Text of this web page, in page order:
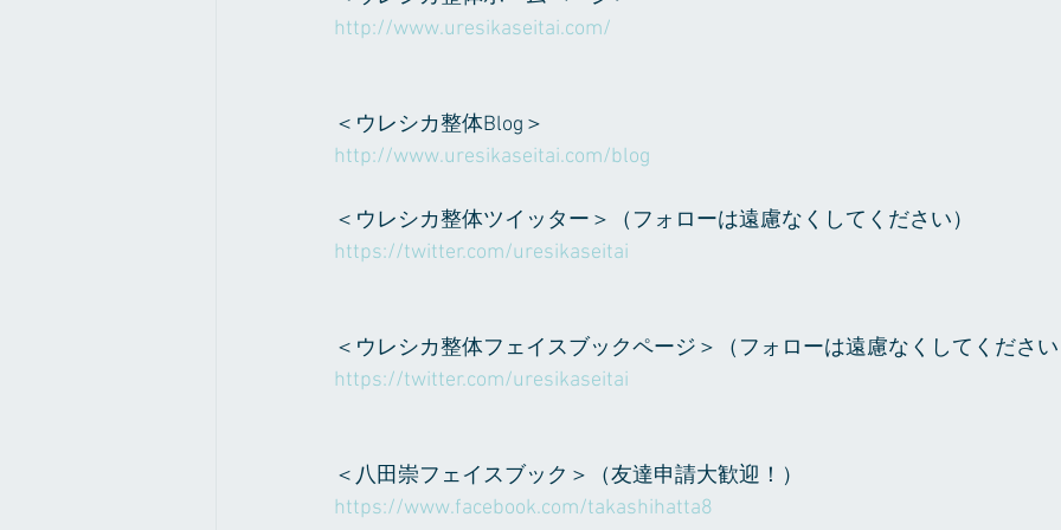
http://www.uresikaseitai.com/
＜ウレシカ整体Blog＞
http://www.uresikaseitai.com/blog
＜ウレシカ整体ツイッター＞（フォローは遠慮なくしてください）
https://twitter.com/uresikaseitai
＜ウレシカ整体フェイスブックページ＞（フォローは遠慮なくしてくださ
https://twitter.com/uresikaseitai
＜八田崇フェイスブック＞（友達申請大歓迎！）
https://www.facebook.com/takashihatta8